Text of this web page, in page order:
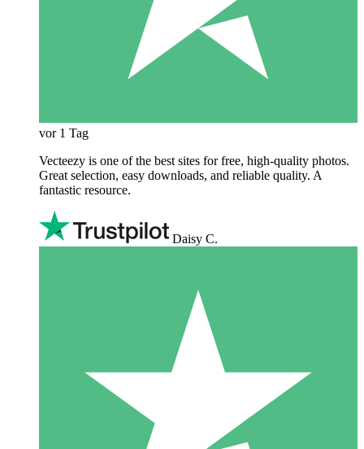
vor 1 Tag
Vecteezy is one of the best sites for free, high‑quality photos.
Great selection, easy downloads, and reliable quality. A
fantastic resource.
Daisy C.